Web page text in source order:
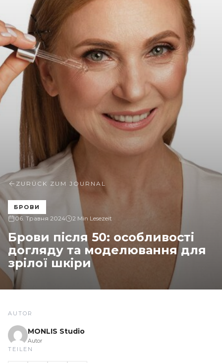
ZURÜCK ZUM JOURNAL
БРОВИ
06. Травня 2024 2 Min Lesezeit
Брови після 50: особливості
догляду та моделювання для
зрілої шкіри
AUTOR
MONLIS Studio
Autor
TEILEN